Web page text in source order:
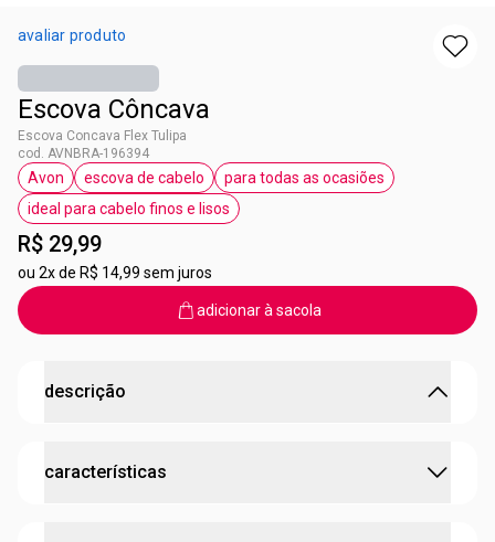
avaliar produto
Escova Côncava
Escova Concava Flex Tulipa
cod. AVNBRA-196394
etiqueta Avon
Avon
etiqueta escova de cabelo
escova de cabelo
etiqueta para todas as
para todas as ocasiões
etiqueta ideal para cabelo finos e lisos
ideal para cabelo finos e lisos
R$ 29,99
ou 2x de R$ 14,99 sem juros
adicionar à sacola
descrição
Escova Côncava possui cerdas feita em polipropileno, com
características